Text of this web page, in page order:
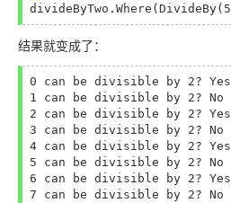
结果就变成了：
0 can be divisible by 2? Yes
1 can be divisible by 2? No
2 can be divisible by 2? Yes
3 can be divisible by 2? No
4 can be divisible by 2? Yes
5 can be divisible by 2? No
6 can be divisible by 2? Yes
7 can be divisible by 2? No